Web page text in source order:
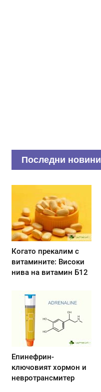
Последни новини
Когато прекалим с
витамините: Високи
нива на витамин Б12
Епинефрин-
ключовият хормон и
невротрансмитер